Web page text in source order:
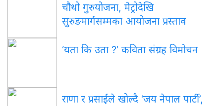
चौथो गुरुयोजना, मेट्रोदेखि
सुरुङमार्गसम्मका आयोजना प्रस्ताव
‘यता कि उता ?’ कविता संग्रह विमोचन
राणा र प्रसाईंले खोल्दै ‘जय नेपाल पार्टी’,